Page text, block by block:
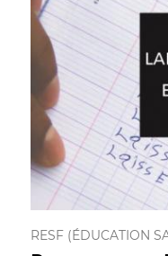
RESF (ÉDUCATION